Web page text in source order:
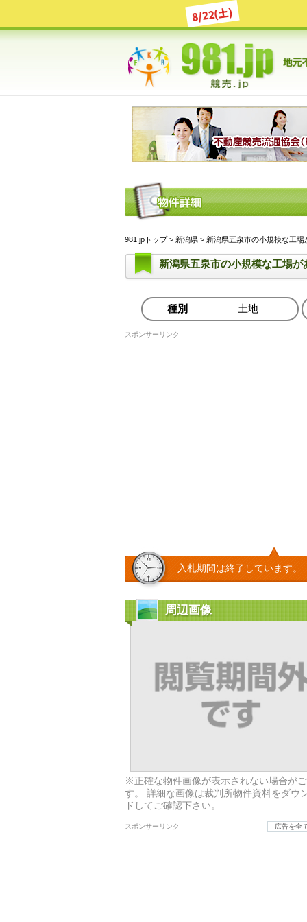
8/22(土)
981.jpトップ> 新潟県 > 新潟県五泉市の小規模な工
新潟県五泉市の小規模な工場が
種別 土地
スポンサーリンク
入札期間は終了しています。
周辺画像
※正確な物件画像が表示されない場合が
す。 詳細な画像は裁判所物件資料をダウ
ドしてご確認下さい。
スポンサーリンク 広告を全